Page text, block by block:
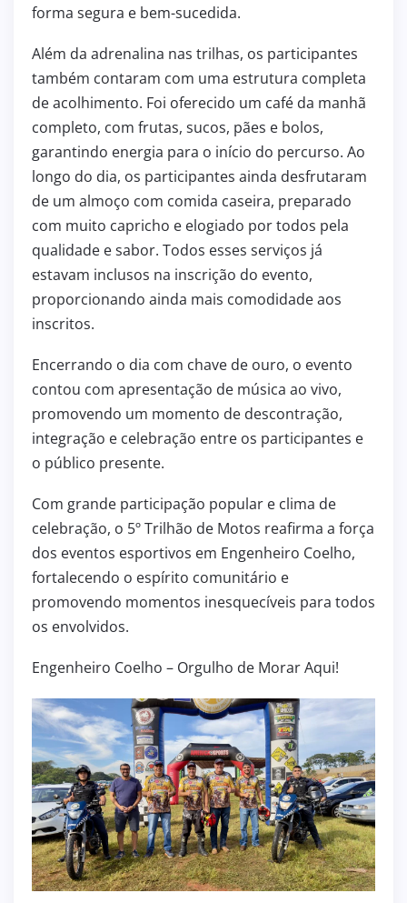
forma segura e bem-sucedida.
Além da adrenalina nas trilhas, os participantes
também contaram com uma estrutura completa
de acolhimento. Foi oferecido um café da manhã
completo, com frutas, sucos, pães e bolos,
garantindo energia para o início do percurso. Ao
longo do dia, os participantes ainda desfrutaram
de um almoço com comida caseira, preparado
com muito capricho e elogiado por todos pela
qualidade e sabor. Todos esses serviços já
estavam inclusos na inscrição do evento,
proporcionando ainda mais comodidade aos
inscritos.
Encerrando o dia com chave de ouro, o evento
contou com apresentação de música ao vivo,
promovendo um momento de descontração,
integração e celebração entre os participantes e
o público presente.
Com grande participação popular e clima de
celebração, o 5º Trilhão de Motos reafirma a força
dos eventos esportivos em Engenheiro Coelho,
fortalecendo o espírito comunitário e
promovendo momentos inesquecíveis para todos
os envolvidos.
Engenheiro Coelho – Orgulho de Morar Aqui!